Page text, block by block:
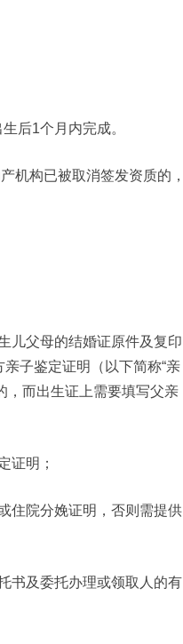
后1个月内完成。
机构已被取消签发资质的，
儿父母的结婚证原件及复印
子鉴定证明（以下简称“亲
，而出生证上需要填写父亲
证明；
住院分娩证明，否则需提供
书及委托办理或领取人的有